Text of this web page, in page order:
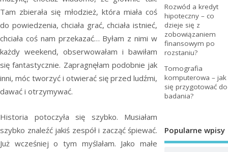
Tam zbierała się młodzież, która miała coś
do powiedzenia, chciała grać, chciała istnieć,
chciała coś nam przekazać… Byłam z nimi w
każdy weekend, obserwowałam i bawiłam
się fantastycznie. Zapragnęłam podobnie jak
inni, móc tworzyć i otwierać się przed ludźmi,
dawać i otrzymywać.
Historia potoczyła się szybko. Musiałam
szybko znaleźć jakiś zespół i zacząć śpiewać.
Już wcześniej o tym myślałam. Jako małe
Rozwód a kredyt
hipoteczny – co
dzieje się z
zobowiązaniem
finansowym po
rozstaniu?
Tomografia
komputerowa – jak
się przygotować do
badania?
Popularne wpisy